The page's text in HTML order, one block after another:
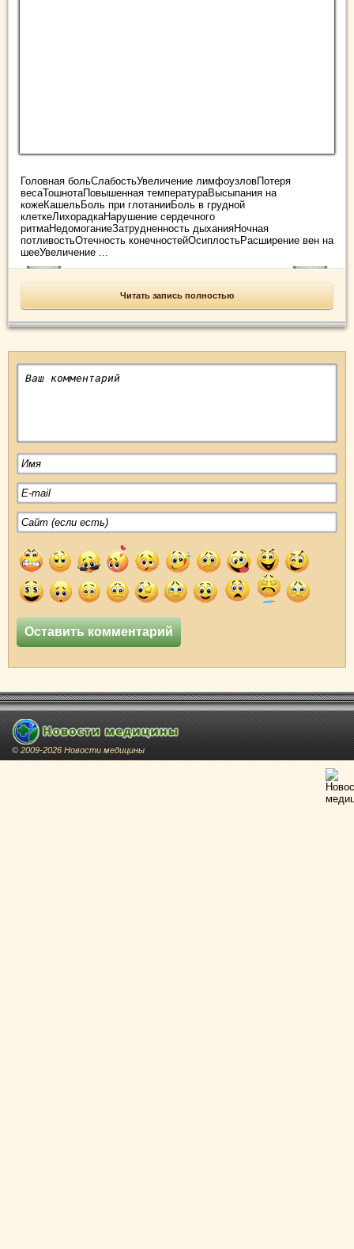
Головная больСлабостьУвеличение лимфоузловПотеря
весаТошнотаПовышенная температураВысыпания на
кожеКашельБоль при глотанииБоль в грудной
клеткеЛихорадкаНарушение сердечного
ритмаНедомоганиеЗатрудненность дыханияНочная
потливостьОтечность конечностейОсиплостьРасширение вен на
шееУвеличение ...
Читать запись полностью
© 2009-2026 Новости медицины